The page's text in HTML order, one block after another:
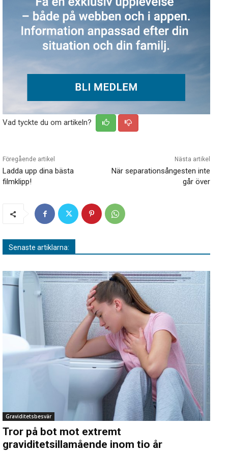
Vad tyckte du om artikeln?
Föregående artikel
Ladda upp dina bästa
filmklipp!
Nästa artikel
När separationsångesten inte
går över
Senaste artiklarna:
Graviditetsbesvär
Tror på bot mot extremt
graviditetsillamående inom tio år